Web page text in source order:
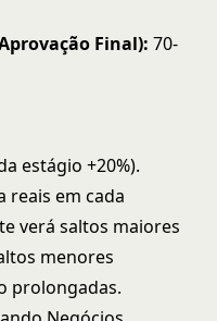
Final): 70-
estágio +20%).
reais em cada
verá saltos maiores
menores
prolongadas.